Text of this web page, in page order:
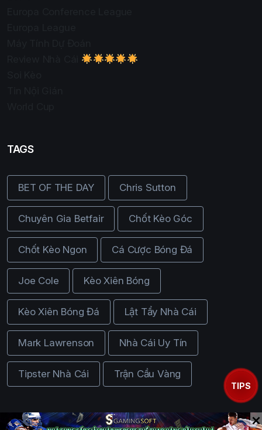
TAGS
BET OF THE DAY Chris Sutton
Chuyên Gia Betfair Chốt Kèo Góc
Chốt Kèo Ngon Cá Cược Bóng Đá
Joe Cole Kèo Xiên Bóng
Kèo Xiên Bóng Đá Lật Tẩy Nhà Cái
Mark Lawrenson Nhà Cái Uy Tín
Tipster Nhà Cái Trận Cầu Vàng
TIPS